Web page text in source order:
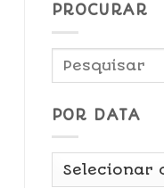
PROCURAR
POR DATA
Por